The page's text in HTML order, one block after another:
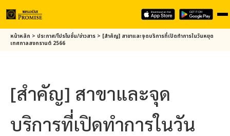
Skipหน้าหลัก > ประกาศ/โปรโมชั่น/ข่าวสาร > [สำคัญ] สาขาและจุดบริการที่เปิดทำการในวันหยุด
เทศกาลสงกรานต์ 2566
[สำคัญ] สาขาและจุด
บริการที่เปิดทำการในวัน